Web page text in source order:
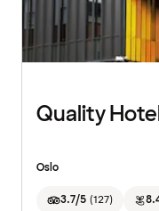
Quality
Oslo
3.7/5 (127)